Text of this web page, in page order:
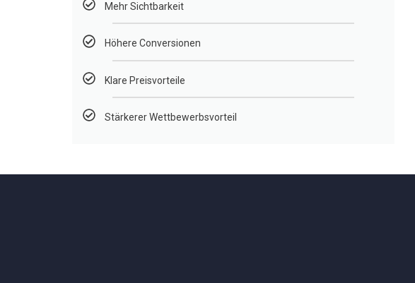
Mehr Sichtbarkeit
Höhere Conversionen
Klare Preisvorteile
Stärkerer Wettbewerbsvorteil